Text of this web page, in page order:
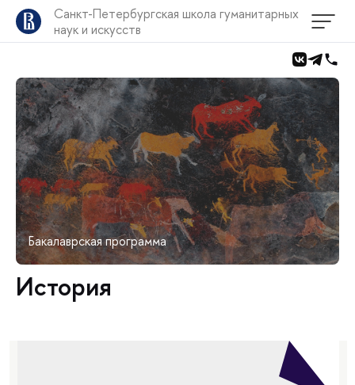
Санкт-Петербургская школа гуманитарных
наук и искусств
Бакалаврская программа
История